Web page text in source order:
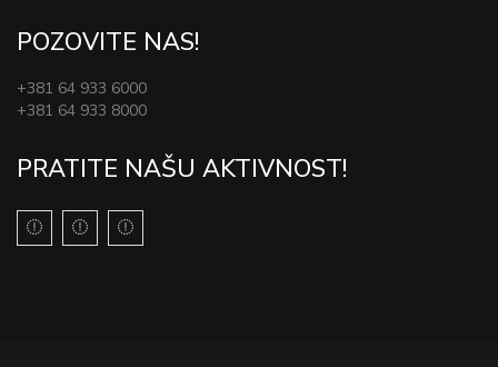
POZOVITE NAS!
+381 64 933 6000
+381 64 933 8000
PRATITE NAŠU AKTIVNOST!